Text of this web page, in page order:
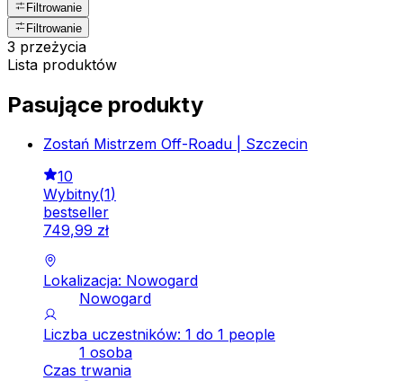
Filtrowanie
Filtrowanie
3 przeżycia
Lista produktów
Pasujące produkty
Zostań Mistrzem Off-Roadu | Szczecin
10
Wybitny(1)
bestseller
749,99 zł
Lokalizacja: Nowogard
Nowogard
Liczba uczestników: 1 do 1 people
1 osoba
Czas trwania